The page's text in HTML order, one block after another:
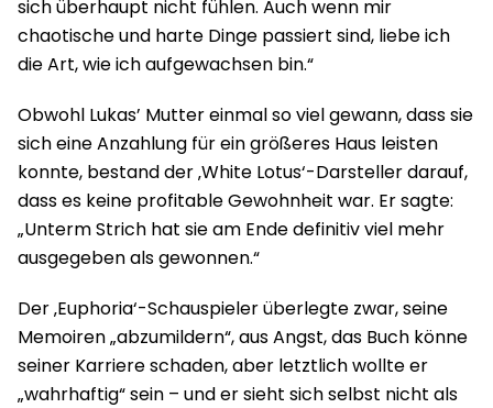
sich überhaupt nicht fühlen. Auch wenn mir
chaotische und harte Dinge passiert sind, liebe ich
die Art, wie ich aufgewachsen bin.“
Obwohl Lukas’ Mutter einmal so viel gewann, dass sie
sich eine Anzahlung für ein größeres Haus leisten
konnte, bestand der ‚White Lotus‘-Darsteller darauf,
dass es keine profitable Gewohnheit war. Er sagte:
„Unterm Strich hat sie am Ende definitiv viel mehr
ausgegeben als gewonnen.“
Der ‚Euphoria‘-Schauspieler überlegte zwar, seine
Memoiren „abzumildern“, aus Angst, das Buch könne
seiner Karriere schaden, aber letztlich wollte er
„wahrhaftig“ sein – und er sieht sich selbst nicht als